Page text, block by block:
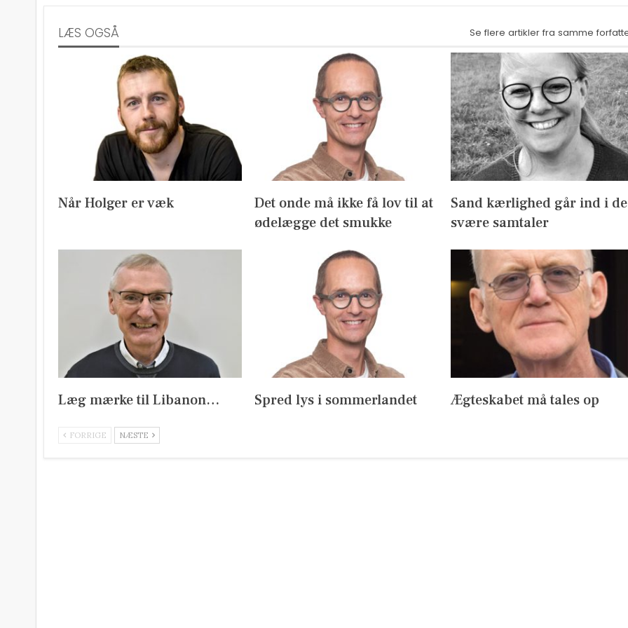
LÆS OGSÅ Se flere artikler fra samme
Når Holger er væk
Det onde må ikke få lov til at
ødelægge det smukke
Sand kærlighed går ind i de
svære samtaler
Læg mærke til Libanon… Spred lys i sommerlandet Ægteskabet må tales op
FORRIGE NÆSTE